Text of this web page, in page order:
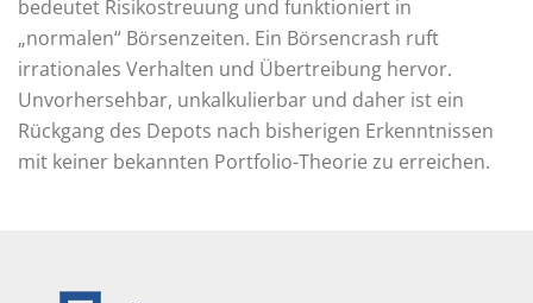
bedeutet Risikostreuung und funktioniert in
„normalen“ Börsenzeiten. Ein Börsencrash ruft
irrationales Verhalten und Übertreibung hervor.
Unvorhersehbar, unkalkulierbar und daher ist ein
Rückgang des Depots nach bisherigen Erkenntnissen
mit keiner bekannten Portfolio-Theorie zu erreichen.